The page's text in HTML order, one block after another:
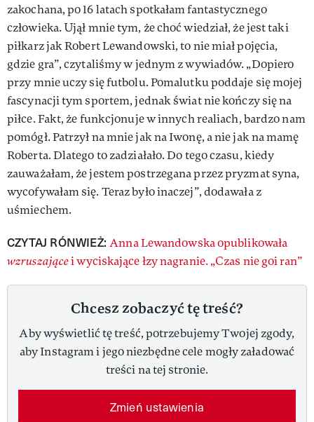
zakochana, po 16 latach spotkałam fantastycznego
człowieka. Ujął mnie tym, że choć wiedział, że jest taki
piłkarz jak Robert Lewandowski, to nie miał pojęcia,
gdzie gra”, czytaliśmy w jednym z wywiadów. „Dopiero
przy mnie uczy się futbolu. Pomalutku poddaje się mojej
fascynacji tym sportem, jednak świat nie kończy się na
piłce. Fakt, że funkcjonuje w innych realiach, bardzo nam
pomógł. Patrzył na mnie jak na Iwonę, a nie jak na mamę
Roberta. Dlatego to zadziałało. Do tego czasu, kiedy
zauważałam, że jestem postrzegana przez pryzmat syna,
wycofywałam się. Teraz było inaczej”, dodawała z
uśmiechem.
CZYTAJ RÓNWIEŻ:Anna Lewandowska opublikowała
wzruszającei wyciskające łzy nagranie. „Czas nie goi ran”
Chcesz zobaczyć tę treść?
Aby wyświetlić tę treść, potrzebujemy Twojej zgody,
aby Instagram i jego niezbędne cele mogły załadować
treści na tej stronie.
Zmień ustawienia